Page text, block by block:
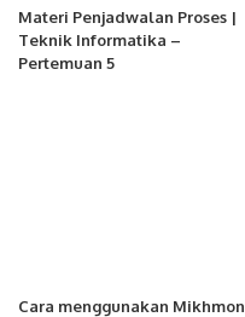
Materi Penjadwalan Proses |
Teknik Informatika –
Pertemuan 5
Cara menggunakan Mikhmon